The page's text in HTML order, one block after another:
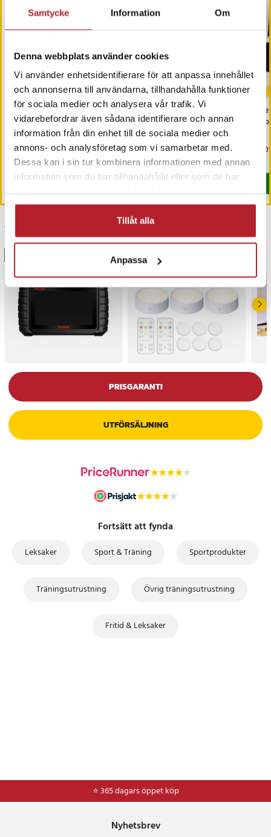
Samtycke Information Om
Denna webbplats använder cookies
Vi använder enhetsidentifierare för att anpassa innehållet
och annonserna till användarna, tillhandahålla funktioner
för sociala medier och analysera vår trafik. Vi
vidarebefordrar även sådana identifierare och annan
information från din enhet till de sociala medier och
annons- och analysföretag som vi samarbetar med.
Dessa kan i sin tur kombinera informationen med annan
information som du har tillhandahållit eller som de har
Tillåt alla
Anpassa
%
Gymnastikringar med
justerbara remmar –
träningsringar för
styrketräning inomhus och
utomhus
Nuvarande pris :
329 krTidigare pris:509 kr
329 kr 509 kr
I lager, levereras inom 1-2 vardagar
Köp
- 56
Hopfällbar grill 36 × 27
cm / portabel minigrill /
kolgrill med bärhandtag /
camping- och picknickgrill
Nuvarande pris:
149 krTidigare pris :339 kr
149 kr 339 kr
I lager, levereras inom 1-2 vardagar
Köp
Senast besökta
BÄSTSÄLJARE
PRISGARANTI
UTFÖRSÄLJNING
Fortsätt att fynda
Leksaker Sport & Träning Sportprodukter
Träningsutrustning Övrig träningsutrustning
Fritid & Leksaker
⭐ 365 dagars öppet köp
⭐Frakt 49kr *
Nyhetsbrev